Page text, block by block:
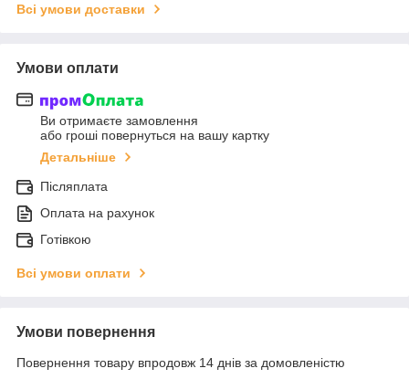
Всі умови доставки
Умови оплати
Ви отримаєте замовлення
або гроші повернуться на вашу картку
Детальніше
Післяплата
Оплата на рахунок
Готівкою
Всі умови оплати
Умови повернення
Повернення товару впродовж 14 днів за домовленістю